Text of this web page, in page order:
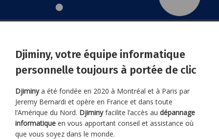
Djiminy, votre équipe informatique
personnelle toujours à portée de clic
Djiminya été fondée en 2020 à Montréal et à Paris par
Jeremy Bernardi et opère en France et dans toute
l’Amérique du Nord. Djiminyfacilite l’accès au dépannage
informatique en vous apportant conseil et assistance où
que vous soyez dans le monde.